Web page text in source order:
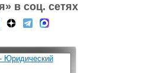
в соц. сетях